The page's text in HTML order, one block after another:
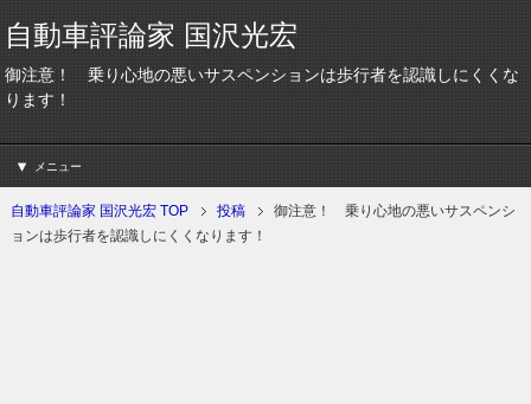
自動車評論家 国沢光宏
御注意！ 乗り心地の悪いサスペンションは歩行者を認識しにくくな
ります！
メニュー
自動車評論家 国沢光宏 TOP 投稿
御注意！ 乗り心地の悪いサスペンシ
ョンは歩行者を認識しにくくなります！